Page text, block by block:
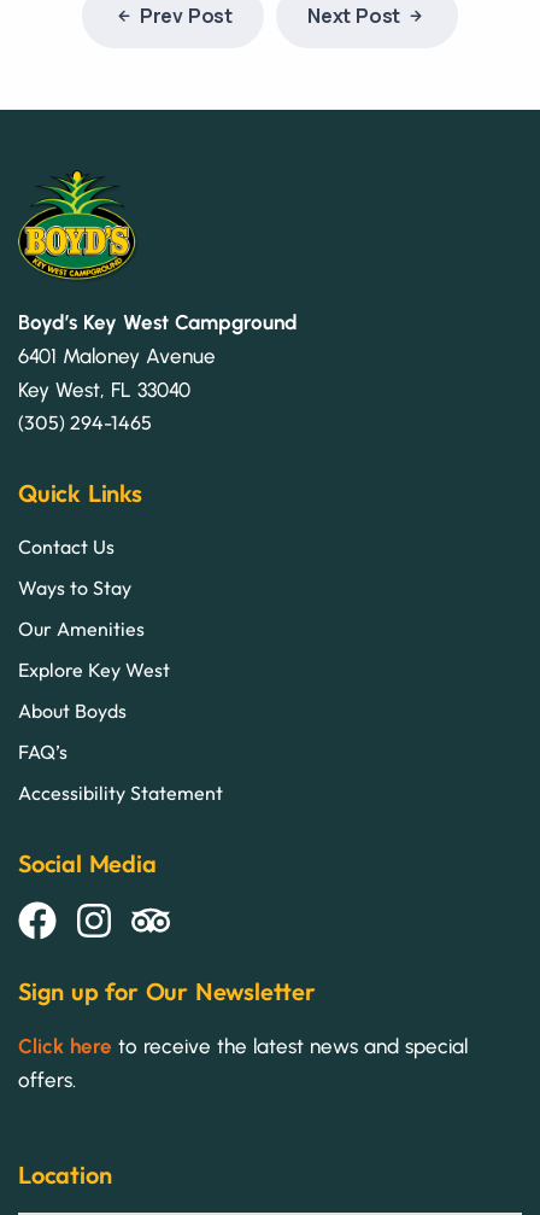
Prev Post Next Post
Boyd’s Key West Campground
6401 Maloney Avenue
Key West, FL 33040
(305) 294-1465
Quick Links
Contact Us
Ways to Stay
Our Amenities
Explore Key West
About Boyds
FAQ’s
Accessibility Statement
Social Media
Sign up for Our Newsletter
Click here to receive the latest news and special
offers.
Location